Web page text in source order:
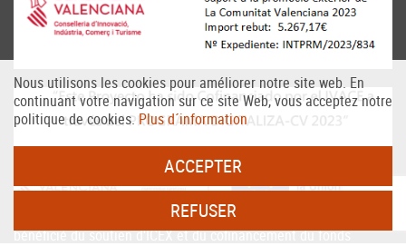
PERSAX, S.A. Dans le cadre du programme ICEX Next, il a
bénéficié du soutien d'ICEX et du cofinancement du fonds
Nous utilisons les cookies pour améliorer notre site web. En
continuant votre navigation sur ce site Web, vous acceptez notre
politique de cookies.Plus d´information
ACCEPTER
REFUSER